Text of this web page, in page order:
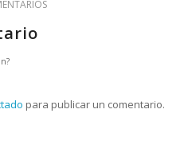
para publicar un comentario.